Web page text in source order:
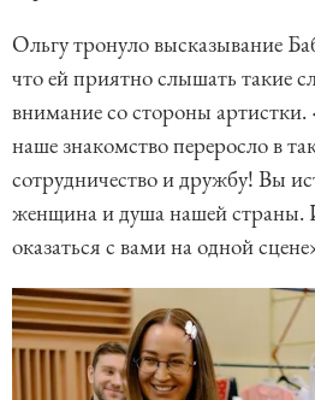
Ольгу тронуло высказывание
что ей приятно слышать такие
внимание со стороны артистки.
наше знакомство переросло в
сотрудничество и дружбу! Вы
женщина и душа нашей страны.
оказаться с вами на одной